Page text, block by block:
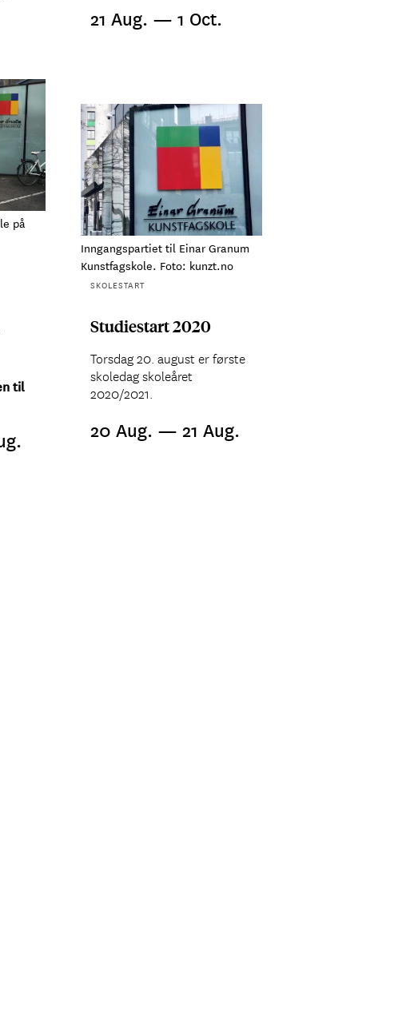
21 Aug. — 1 Oct.
på
til
Inngangspartiet til Einar Granum
Kunstfagskole. Foto: kunzt.no
SKOLESTART
Studiestart 2020
Torsdag 20. august er første
skoledag skoleåret
2020/2021.
20 Aug. — 21 Aug.